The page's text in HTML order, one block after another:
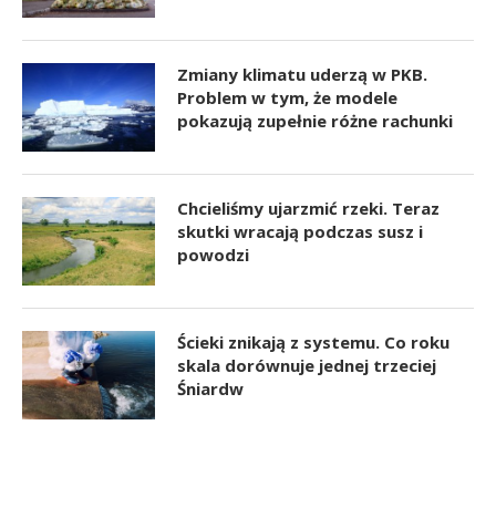
Zmiany klimatu uderzą w PKB.
Problem w tym, że modele
pokazują zupełnie różne rachunki
Chcieliśmy ujarzmić rzeki. Teraz
skutki wracają podczas susz i
powodzi
Ścieki znikają z systemu. Co roku
skala dorównuje jednej trzeciej
Śniardw